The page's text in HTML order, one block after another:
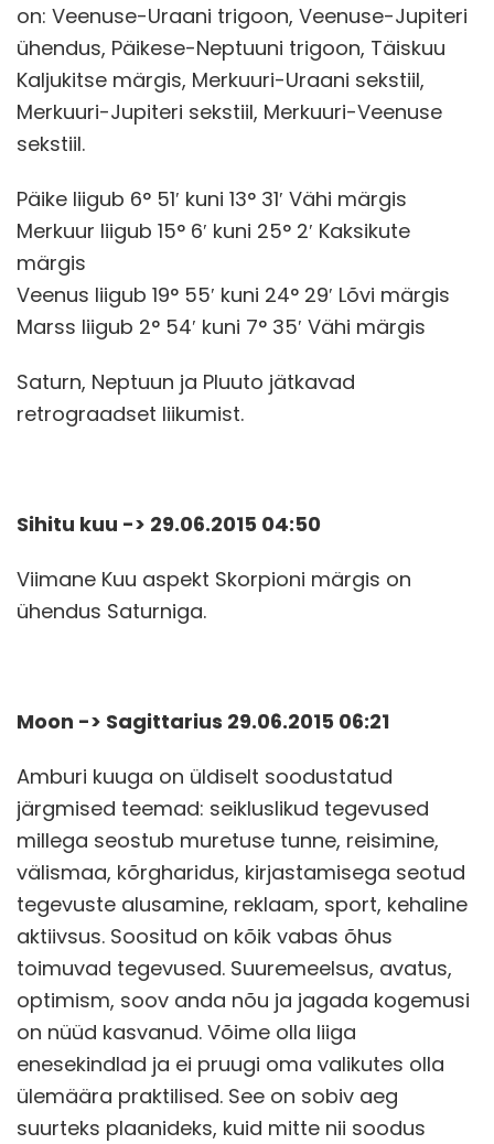
on: Veenuse-Uraani trigoon, Veenuse-Jupiteri
ühendus, Päikese-Neptuuni trigoon, Täiskuu
Kaljukitse märgis, Merkuuri-Uraani sekstiil,
Merkuuri-Jupiteri sekstiil, Merkuuri-Veenuse
sekstiil.
Päike liigub 6° 51′ kuni 13° 31′ Vähi märgis
Merkuur liigub 15° 6′ kuni 25° 2′ Kaksikute
märgis
Veenus liigub 19° 55′ kuni 24° 29′ Lõvi märgis
Marss liigub 2° 54′ kuni 7° 35′ Vähi märgis
Saturn, Neptuun ja Pluuto jätkavad
retrograadset liikumist.
Sihitu kuu -> 29.06.2015 04:50
Viimane Kuu aspekt Skorpioni märgis on
ühendus Saturniga.
Moon -> Sagittarius 29.06.2015 06:21
Amburi kuuga on üldiselt soodustatud
järgmised teemad: seikluslikud tegevused
millega seostub muretuse tunne, reisimine,
välismaa, kõrgharidus, kirjastamisega seotud
tegevuste alusamine, reklaam, sport, kehaline
aktiivsus. Soositud on kõik vabas õhus
toimuvad tegevused. Suuremeelsus, avatus,
optimism, soov anda nõu ja jagada kogemusi
on nüüd kasvanud. Võime olla liiga
enesekindlad ja ei pruugi oma valikutes olla
ülemäära praktilised. See on sobiv aeg
suurteks plaanideks, kuid mitte nii soodus